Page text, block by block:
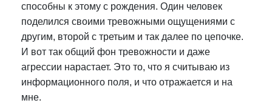
способны к этому с рождения. Один человек
поделился своими тревожными ощущениями с
другим, второй с третьим и так далее по цепочке.
И вот так общий фон тревожности и даже
агрессии нарастает. Это то, что я считываю из
информационного поля, и что отражается и на
мне.